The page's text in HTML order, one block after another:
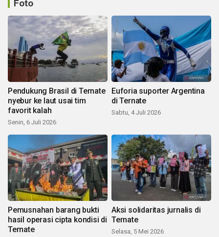
Foto
Pendukung Brasil di Ternate
nyebur ke laut usai tim
favorit kalah
Senin, 6 Juli 2026
Euforia suporter Argentina
di Ternate
Sabtu, 4 Juli 2026
Pemusnahan barang bukti
hasil operasi cipta kondisi di
Ternate
Aksi solidaritas jurnalis di
Ternate
Selasa, 5 Mei 2026